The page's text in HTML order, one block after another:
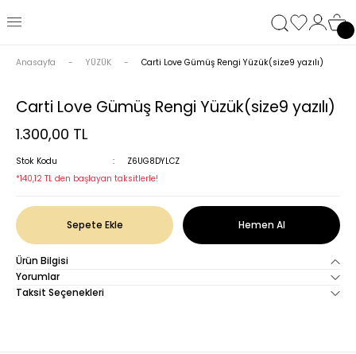
Anasayfa YÜZÜK Carti Love Gümüş Rengi Yüzük(size9 yazılı)
Carti Love Gümüş Rengi Yüzük(size9 yazılı)
1.300,00 TL
Stok Kodu
Z6UG8DYLCZ
*140,12 TL den başlayan taksitlerle!
Sepete Ekle Hemen Al
Ürün Bilgisi
Yorumlar
Taksit Seçenekleri